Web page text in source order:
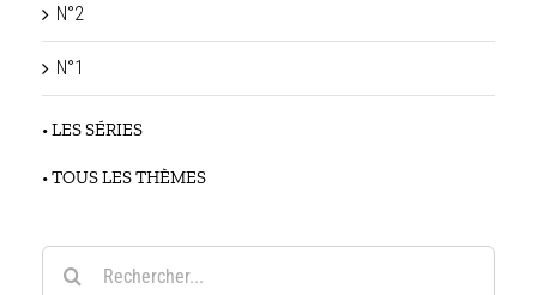
N°2
N°1
• LES SÉRIES
• TOUS LES THÈMES
Rechercher: